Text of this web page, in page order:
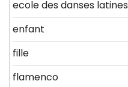
ecole des danses latines
enfant
fille
flamenco